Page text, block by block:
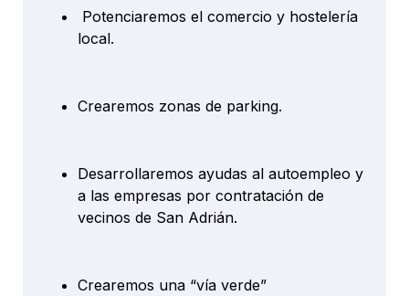
Potenciaremos el comercio y hostelería
local.
Crearemos zonas de parking.
Desarrollaremos ayudas al autoempleo y
a las empresas por contratación de
vecinos de San Adrián.
Crearemos una “vía verde”